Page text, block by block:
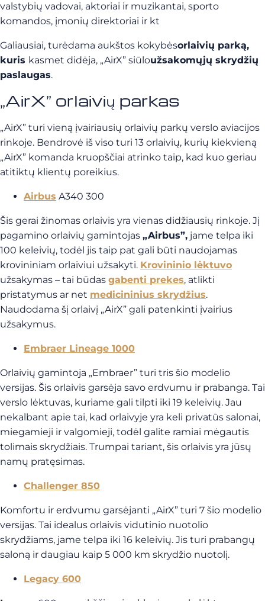
valstybių vadovai, aktoriai ir muzikantai, sporto
komandos, įmonių direktoriai ir kt
Galiausiai, turėdama aukštos kokybėsorlaivių parką,
kuris kasmet didėja, „AirX” siūloužsakomųjų skrydžių
paslaugas.
„AirX” orlaivių parkas
„AirX” turi vieną įvairiausių orlaivių parkų verslo aviacijos
rinkoje. Bendrovė iš viso turi 13 orlaivių, kurių kiekvieną
„AirX” komanda kruopščiai atrinko taip, kad kuo geriau
atitiktų klientų poreikius.
Airbus A340 300
Šis gerai žinomas orlaivis yra vienas didžiausių rinkoje. Jį
pagamino orlaivių gamintojas „Airbus”, jame telpa iki
100 keleivių, todėl jis taip pat gali būti naudojamas
krovininiam orlaiviui užsakyti. Krovininio lėktuvo
užsakymas – tai būdas gabenti prekes, atlikti
pristatymus ar net medicininius skrydžius.
Naudodama šį orlaivį „AirX” gali patenkinti įvairius
užsakymus.
Embraer Lineage 1000
Orlaivių gamintoja „Embraer” turi tris šio modelio
versijas. Šis orlaivis garsėja savo erdvumu ir prabanga. Tai
verslo lėktuvas, kuriame gali tilpti iki 19 keleivių. Jau
nekalbant apie tai, kad orlaivyje yra keli privatūs salonai,
miegamieji ir valgomieji, todėl galite ramiai mėgautis
tolimais skrydžiais. Trumpai tariant, šis orlaivis yra jūsų
namų pratęsimas.
Challenger 850
Komfortu ir erdvumu garsėjanti „AirX” turi 7 šio modelio
versijas. Tai idealus orlaivis vidutinio nuotolio
skrydžiams, jame telpa iki 16 keleivių. Jis turi prabangų
saloną ir daugiau kaip 5 000 km skrydžio nuotolį.
Legacy 600